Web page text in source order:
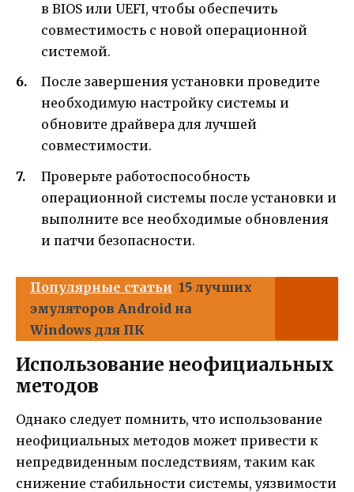
в BIOS или UEFI, чтобы обеспечить
совместимость с новой операционной
системой.
После завершения установки проведите
необходимую настройку системы и
обновите драйвера для лучшей
совместимости.
Проверьте работоспособность
операционной системы после установки и
выполните все необходимые обновления
и патчи безопасности.
Популярные статьи 15 лучших
эмуляторов Android на
Windows для ПК
Использование неофициальных
методов
Однако следует помнить, что использование
неофициальных методов может привести к
непредвиденным последствиям, таким как
снижение стабильности системы, уязвимости